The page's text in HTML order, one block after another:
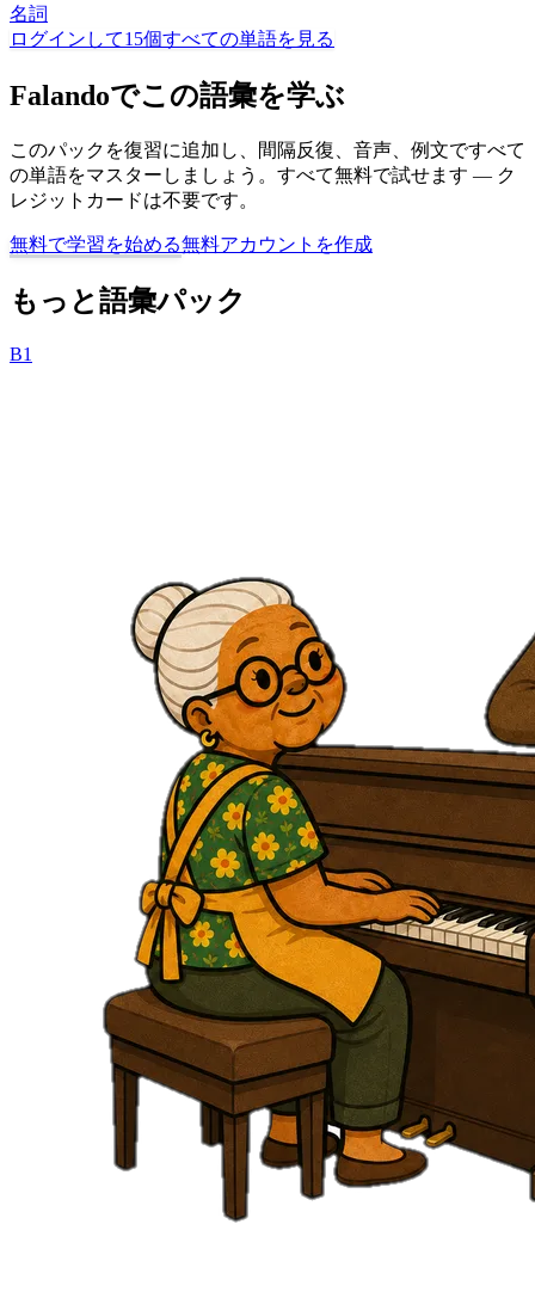
名詞
ログインして15個すべての単語を見る
Falandoでこの語彙を学ぶ
このパックを復習に追加し、間隔反復、音声、例文ですべて
の単語をマスターしましょう。すべて無料で試せます — ク
レジットカードは不要です。
無料で学習を始める無料アカウントを作成
もっと語彙パック
B1